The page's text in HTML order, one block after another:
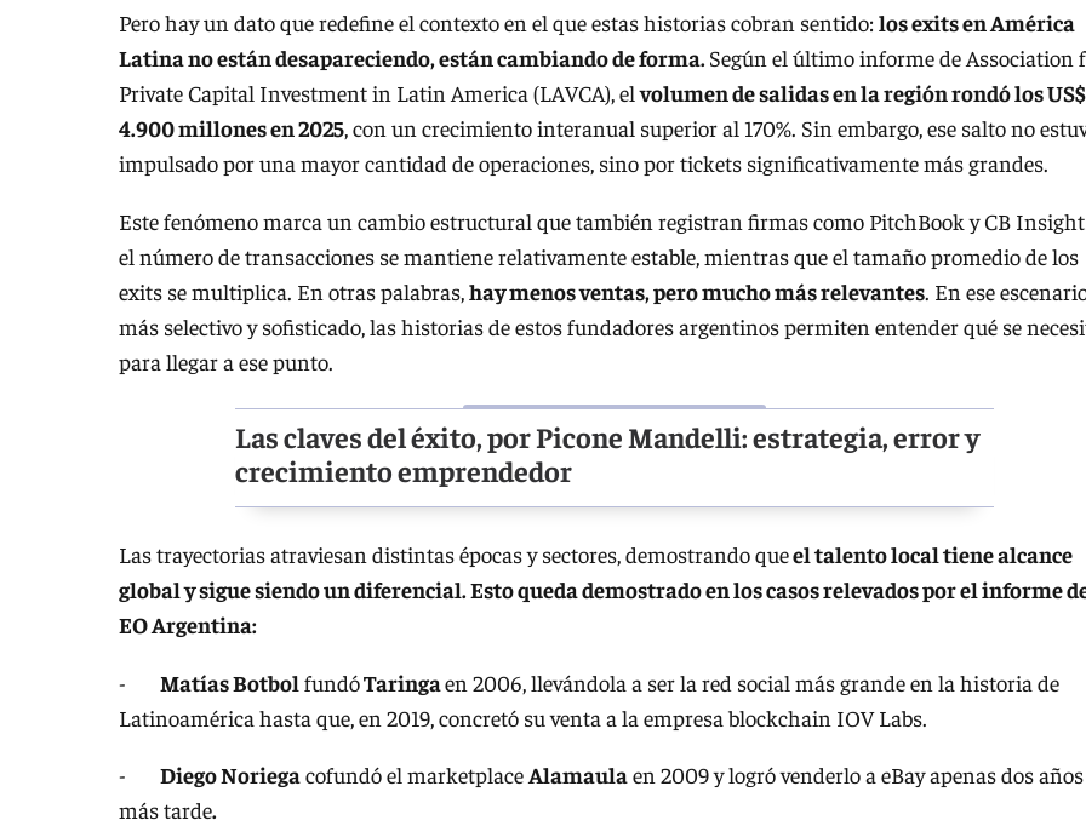
Pero hay un dato que redefine el contexto en el que estas historias cobran sentido:los exits en América
Latina no están desapareciendo, están cambiando de forma.Según el último informe de Association
Private Capital Investment in Latin America (LAVCA), elvolumen de salidas en la región rondó los US$
4.900 millones en 2025, con un crecimiento interanual superior al 170%. Sin embargo, ese salto no
impulsado por una mayor cantidad de operaciones, sino por tickets significativamente más grandes.
Este fenómeno marca un cambio estructural que también registran firmas como PitchBook y CB
el número de transacciones se mantiene relativamente estable, mientras que el tamaño promedio de los
exits se multiplica. En otras palabras,hay menos ventas, pero mucho más relevantes. En ese
más selectivo y sofisticado, las historias de estos fundadores argentinos permiten entender qué se
para llegar a ese punto.
Las claves del éxito, por Picone Mandelli: estrategia, error y
crecimiento emprendedor
Las trayectorias atraviesan distintas épocas y sectores, demostrando queel talento local tiene alcance
global y sigue siendo un diferencial. Esto queda demostrado en los casos relevados por el informe
EO Argentina:
- Matías Botbol fundóTaringaen 2006, llevándola a ser la red social más grande en la historia de
Latinoamérica hasta que, en 2019, concretó su venta a la empresa blockchain IOV Labs.
- Diego Noriegacofundó el marketplaceAlamaulaen 2009 y logró venderlo a eBay apenas dos años
más tarde.